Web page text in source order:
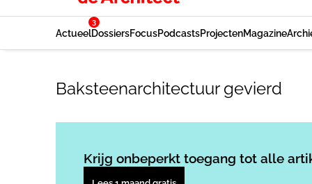
Actueel
3
DossiersFocusPodcastsProjectenMagazine
Baksteenarchitectuur gevierd
Krijg onbeperkt toegang tot alle